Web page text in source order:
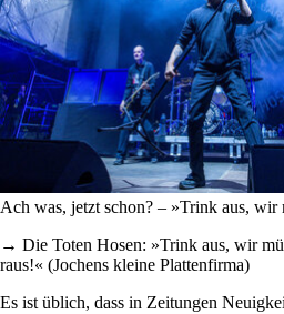
Ach was, jetzt schon? – »Trink aus, wir
→ Die Toten Hosen: »Trink aus, wir
raus!« (Jochens kleine Plattenfirma)
Es ist üblich, dass in Zeitungen